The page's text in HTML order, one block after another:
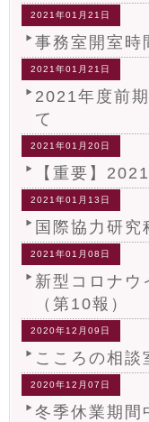
2021年01月21日
事務室開室時
2021年01月21日
2021年度前
て
2021年01月20日
【重要】
2021年01月13日
国際協力研
2021年01月08日
新型コロナウ
（第10報）
2020年12月09日
こころの相談
2020年12月07日
冬季休業期間